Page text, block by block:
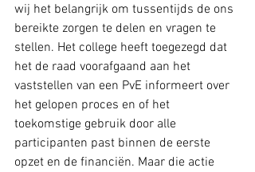
wij het belangrijk om tussentijds de ons
bereikte zorgen te delen en vragen te
stellen. Het college heeft toegezegd dat
het de raad voorafgaand aan het
vaststellen van een PvE informeert over
het gelopen proces en of het
toekomstige gebruik door alle
participanten past binnen de eerste
opzet en de financiën. Maar die actie